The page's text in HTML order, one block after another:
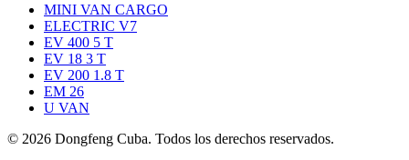
MINI VAN CARGO
ELECTRIC V7
EV 400 5 T
EV 18 3 T
EV 200 1.8 T
EM 26
U VAN
© 2026 Dongfeng Cuba. Todos los derechos reservados.